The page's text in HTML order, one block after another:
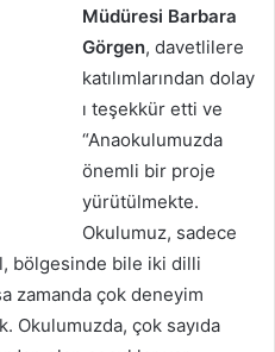
Müdüresi Barbara
Görgen, davetlilere
katılımlarından dolay
ı teşekkür etti ve
“Anaokulumuzda
önemli bir proje
yürütülmekte.
Okulumuz, sadece
bölgesinde bile iki dilli
zamanda çok deneyim
Okulumuzda, çok sayıda